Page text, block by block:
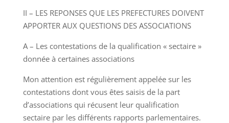
II – LES REPONSES QUE LES PREFECTURES DOIVENT
APPORTER AUX QUESTIONS DES ASSOCIATIONS
A – Les contestations de la qualification « sectaire »
donnée à certaines associations
Mon attention est régulièrement appelée sur les
contestations dont vous êtes saisis de la part
d’associations qui récusent leur qualification
sectaire par les différents rapports parlementaires.